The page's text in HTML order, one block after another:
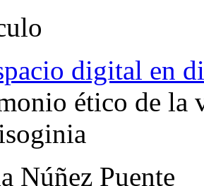
digital en
ético de la
Núñez Puente